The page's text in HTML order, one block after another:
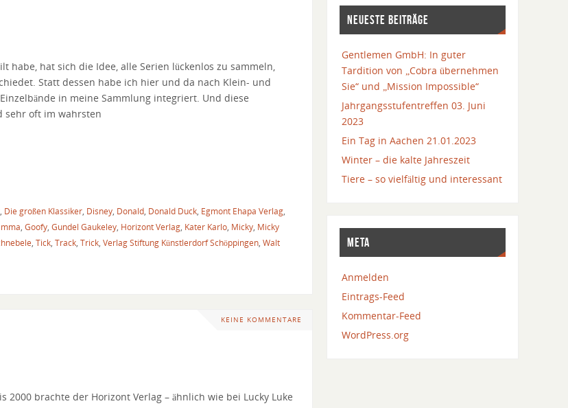
habe, hat sich die Idee, alle Serien lückenlos zu sammeln,
Statt dessen habe ich hier und da nach Klein- und
in meine Sammlung integriert. Und diese
sehr oft im wahrsten
Die großen Klassiker Disney Donald Donald Duck Egmont Ehapa Verlag
Goofy Gundel Gaukeley Horizont Verlag Kater Karlo Micky Micky
Tick Track Trick Verlag Stiftung Künstlerdorf Schöppingen Walt
KEINE KOMMENTARE
2000 brachte der Horizont Verlag – ähnlich wie bei Lucky Luke
NEUESTE BEITRÄGE
Gentlemen GmbH: In guter
Tardition von „Cobra übernehmen
Sie“ und „Mission Impossible“
Jahrgangsstufentreffen 03. Juni
2023
Ein Tag in Aachen 21.01.2023
Winter – die kalte Jahreszeit
Tiere – so vielfältig und interessant
META
Anmelden
Eintrags-Feed
Kommentar-Feed
WordPress.org